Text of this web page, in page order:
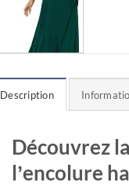
Description
Découvrez
lʼencolure